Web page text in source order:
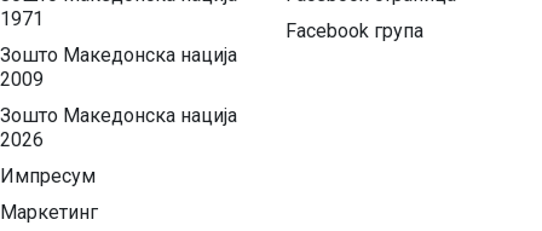
1971
Зошто Македонска нација
2009
Зошто Македонска нација
2026
Импресум
Маркетинг
Facebook група